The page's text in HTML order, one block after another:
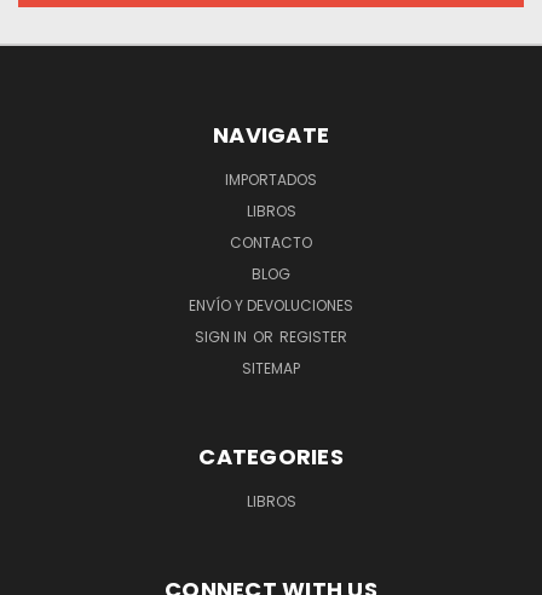
NAVIGATE
IMPORTADOS
LIBROS
CONTACTO
BLOG
ENVÍO Y DEVOLUCIONES
SIGN IN OR REGISTER
SITEMAP
CATEGORIES
LIBROS